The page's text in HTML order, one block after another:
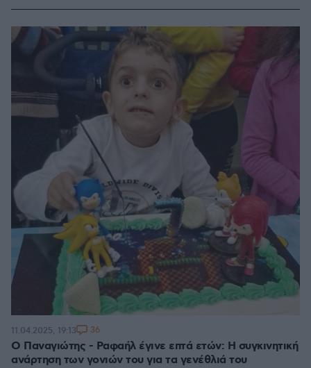
Ο Παναγιώτης - Ραφαήλ έγινε επτά ετών: Η συγκινητική
ανάρτηση των γονιών του για τα γενέθλιά του
11.04.2025, 19:13 36